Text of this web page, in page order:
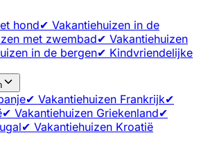
hond✔ Vakantiehuizen in de
met zwembad✔ Vakantiehuizen
in de bergen✔ Kindvriendelijke
✔ Vakantiehuizen Frankrijk✔
✔ Vakantiehuizen Griekenland✔
✔ Vakantiehuizen Kroatië